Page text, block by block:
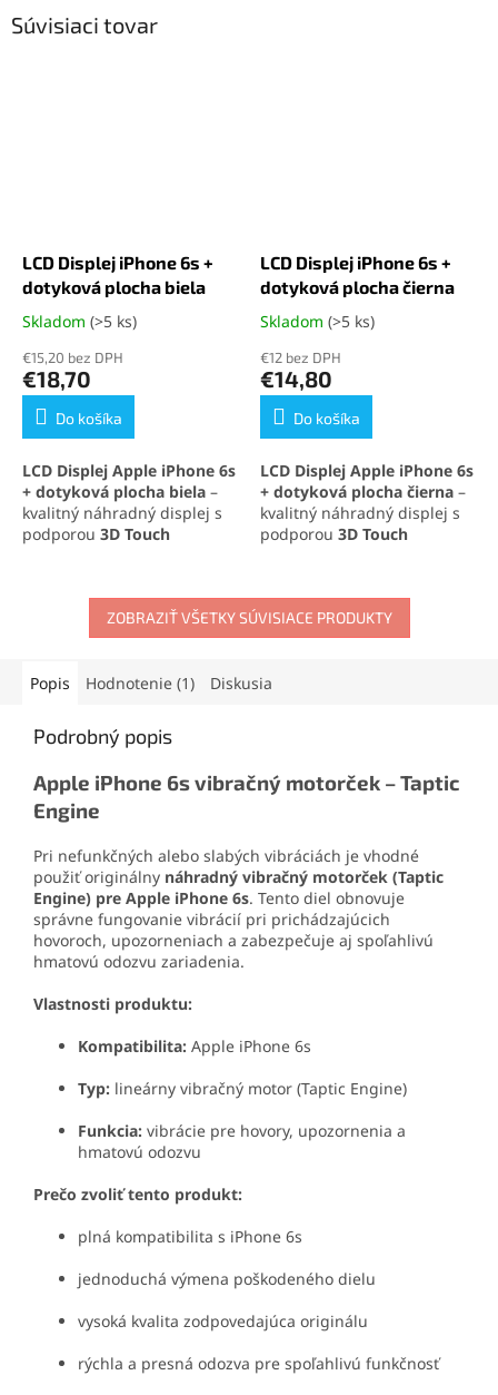
Súvisiaci tovar
LCD Displej iPhone 6s +
dotyková plocha biela
Priemerné
produktu
je
4,9
hviezdičiek.
Skladom (>5 ks)
€15,20 bez DPH
€18,70
Do košíka
LCD Displej Apple iPhone 6s
+ dotyková plocha biela –
kvalitný náhradný displej s
podporou 3D Touch
zobrazenie a citlivosť dotyku.
Ideálne riešenie pre
výmenu displeja iPhone 6s
LCD Displej iPhone 6s +
dotyková plocha čierna
Priemerné
produktu
je
4,8
hviezdičiek.
Skladom (>5 ks)
€12 bez DPH
€14,80
Do košíka
LCD Displej Apple iPhone 6s
+ dotyková plocha čierna –
kvalitný náhradný displej s
podporou 3D Touch
zobrazenie a citlivosť dotyku.
Ideálne riešenie
prevýmenu displeja iPhone
ZOBRAZIŤ VŠETKY SÚVISIACE PRODUKTY
Popis Hodnotenie (1) Diskusia
Podrobný popis
Apple iPhone 6s vibračný motorček – Taptic
Engine
Pri nefunkčných alebo slabých vibráciách je vhodné
použiť originálny náhradný vibračný motorček (Taptic
Engine) pre Apple iPhone 6s. Tento diel obnovuje
správne fungovanie vibrácií pri prichádzajúcich
hovoroch, upozorneniach a zabezpečuje aj spoľahlivú
hmatovú odozvu zariadenia.
Vlastnosti produktu:
Kompatibilita: Apple iPhone 6s
Typ: lineárny vibračný motor (Taptic Engine)
Funkcia: vibrácie pre hovory, upozornenia a
hmatovú odozvu
Prečo zvoliť tento produkt:
plná kompatibilita s iPhone 6s
jednoduchá výmena poškodeného dielu
vysoká kvalita zodpovedajúca originálu
rýchla a presná odozva pre spoľahlivú funkčnosť